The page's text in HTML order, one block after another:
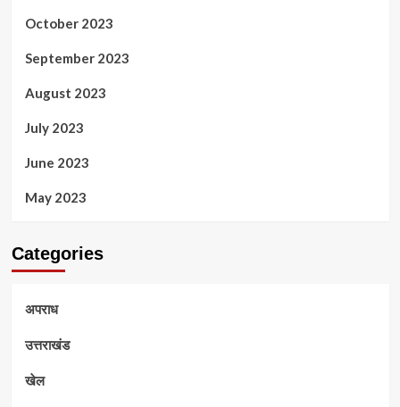
October 2023
September 2023
August 2023
July 2023
June 2023
May 2023
Categories
अपराध
उत्तराखंड
खेल